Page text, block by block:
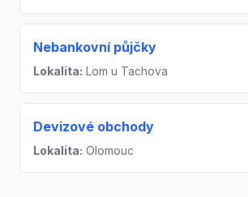
Nebankovní půjčky
Lokalita: Lom u Tachova
Devizové obchody
Lokalita: Olomouc